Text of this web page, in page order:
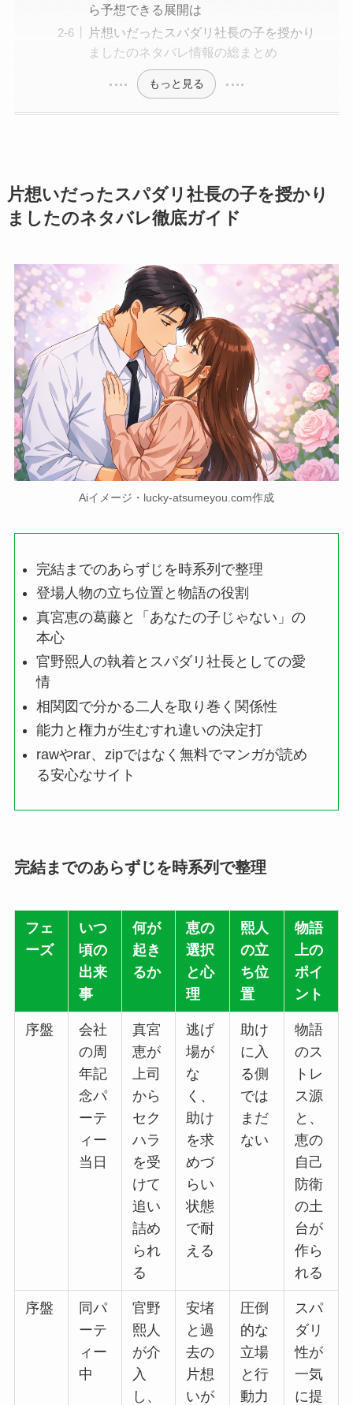
ら予想できる展開は
片想いだったスパダリ社長の子を授かり
ましたのネタバレ情報の総まとめ
もっと見る
片想いだったスパダリ社長の子を授かり
ましたのネタバレ徹底ガイド
Aiイメージ・lucky-atsumeyou.com作成
完結までのあらずじを時系列で整理
登場人物の立ち位置と物語の役割
真宮恵の葛藤と「あなたの子じゃない」の
本心
官野熙人の執着とスパダリ社長としての愛
情
相関図で分かる二人を取り巻く関係性
能力と権力が生むすれ違いの決定打
rawやrar、zipではなく無料でマンガが読め
る安心なサイト
完結までのあらずじを時系列で整理
フェ
ーズ
いつ
頃の
出来
事
何が
起き
るか
恵の
選択
と心
理
熙人
の立
ち位
置
物語
上の
ポイ
ント
序盤
会社
の周
年記
念パ
ーテ
ィー
当日
真宮
恵が
上司
から
セク
ハラ
を受
けて
追い
詰め
られ
る
逃げ
場が
な
く、
助け
を求
めづ
らい
状態
で耐
える
助け
に入
る側
では
まだ
ない
物語
のス
トレ
ス源
と、
恵の
自己
防衛
の土
台が
作ら
れる
序盤
同パ
ーテ
ィー
中
官野
熙人
が介
入
し、
安堵
と過
去の
片想
いが
圧倒
的な
立場
と行
動力
スパ
ダリ
性が
一気
に提